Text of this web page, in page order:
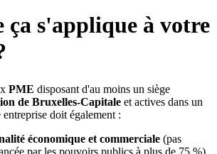
ça s'applique à votre
PME disposant d'au moins un siège
de Bruxelles-Capitale et actives dans un
doit également :
économique et commerciale (pas
par les pouvoirs publics à plus de 75 %)